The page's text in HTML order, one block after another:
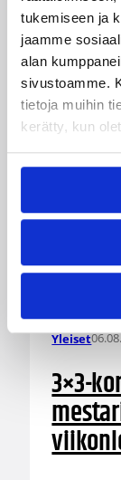
tukemiseen ja
jaamme
alan
sivustoamme.
tietoja muihin
kerätty, kun
Islanti-
paikkoja.
Yleiset
3×3-